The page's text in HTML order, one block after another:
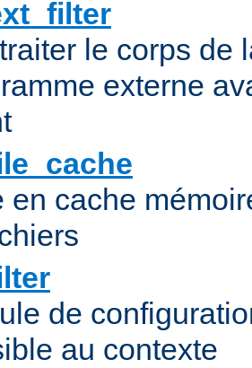
le corps de
externe
en cache
de
au contexte